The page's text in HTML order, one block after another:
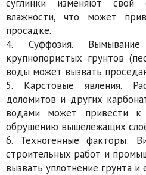
суглинки изменяют
влажности, что может
просадке.
4. Суффозия.
крупнопористых грунтов
воды может вызвать
5. Карстовые явления.
доломитов и других
водами может привести к
обрушению вышележащих
6. Техногенные факторы:
строительных работ и
вызвать уплотнение грунта и